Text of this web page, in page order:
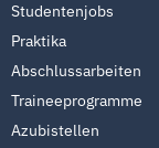
Studentenjobs
Praktika
Abschlussarbeiten
Traineeprogramme
Azubistellen